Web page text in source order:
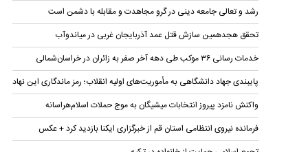
رشد و تعالی جامعه دینی در گرو مجاهدت و مقابله با دشمن است
تحقق هجدهمین سازش قتل عمد آذربایجان غربی در میاندوآب
خدمات رسانی ۳۶ موکب طی دهه آخر صفر به زائران در خراسان‌شمالی
پایبندی جهاد دانشگاهی به مأموریت‌های اولیه انقلاب؛ رمز ماندگاری این نهاد
واکنش نامزد پیروز انتخابات میشیگان به موج حملات اسلام‌هراسانه
فرمانده نیروی انتظامی استان قم از خبرگزاری ایکنا بازدید کرد + عکس